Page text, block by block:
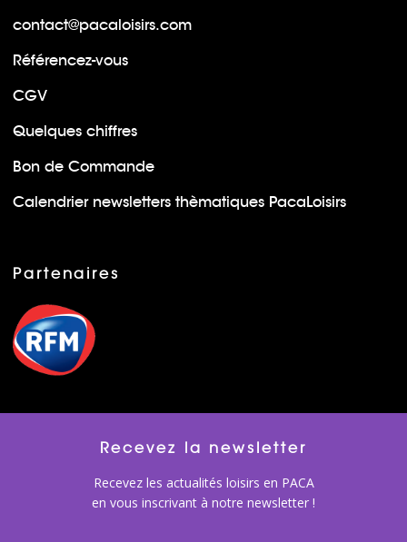
contact@pacaloisirs.com
Référencez-vous
CGV
Quelques chiffres
Bon de Commande
Calendrier newsletters thèmatiques PacaLoisirs
Partenaires
Recevez la newsletter
Recevez les actualités loisirs en PACA
en vous inscrivant à notre newsletter !